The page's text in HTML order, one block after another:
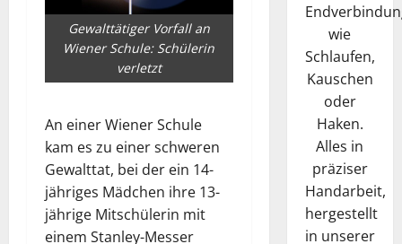
Gewalttätiger Vorfall an
Wiener Schule: Schülerin
verletzt
An einer Wiener Schule
kam es zu einer schweren
Gewalttat, bei der ein 14-
jähriges Mädchen ihre 13-
jährige Mitschülerin mit
einem Stanley-Messer
wie
Schlaufen,
Kauschen
oder
Haken.
Alles in
präziser
Handarbeit,
hergestellt
in unserer